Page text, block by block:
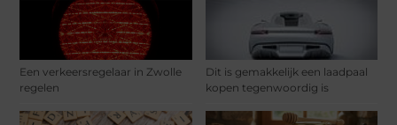
Een verkeersregelaar in Zwolle
regelen
Dit is gemakkelijk een laadpaal
kopen tegenwoordig is